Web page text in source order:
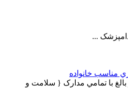
...
مناسب خانواده
بالغ با تمامي مدارک { سلامت و